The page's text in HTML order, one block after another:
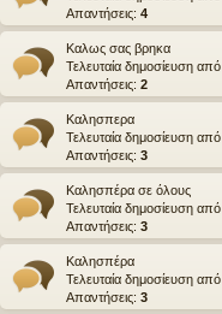
Απαντήσεις: 4
Καλως σας βρηκα
Τελευταία δημοσίευση από
Απαντήσεις: 2
Καλησπερα
Τελευταία δημοσίευση από
Απαντήσεις: 3
Καλησπέρα σε όλους
Τελευταία δημοσίευση από
Απαντήσεις: 3
Καλησπέρα
Τελευταία δημοσίευση από
Απαντήσεις: 3